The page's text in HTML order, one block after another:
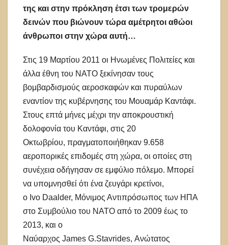
της και στην πρόκληση έτσι των τρομερών
δεινών που βιώνουν τώρα αμέτρητοι αθώοι
άνθρωποι στην χώρα αυτή…
Στις 19 Μαρτίου 2011 οι Ηνωμένες Πολιτείες και
άλλα έθνη του ΝΑΤΟ ξεκίνησαν τους
βομβαρδισμούς αεροσκαφών και πυραύλων
εναντίον της κυβέρνησης του Μουαμάρ Καντάφι.
Στους επτά μήνες μέχρι την αποκρουστική
δολοφονία του Καντάφι, στις 20
Οκτωβρίου, πραγματοποιήθηκαν 9.658
αεροπορικές επιδομές στη χώρα, οι οποίες στη
συνέχεια οδήγησαν σε εμφύλιο πόλεμο. Μπορεί
να υπομνησθεί ότι ένα ζευγάρι κρετίνοι,
ο Ιvo Daalder, Μόνιμος Αντιπρόσωπος των ΗΠΑ
στο Συμβούλιο του ΝΑΤΟ από το 2009 έως το
2013, και ο
Ναύαρχος James G.Stavrides, Ανώτατος